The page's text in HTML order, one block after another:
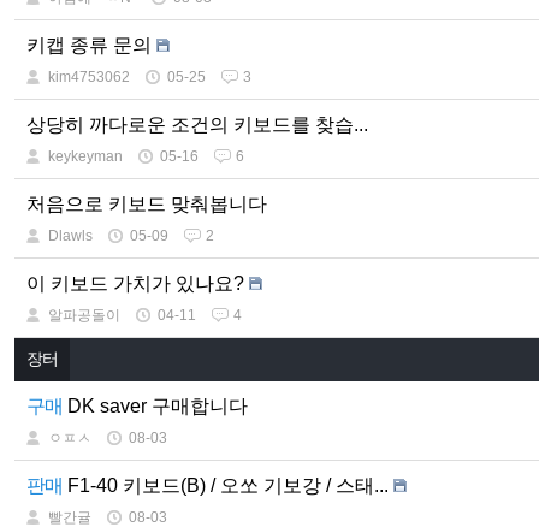
키캡 종류 문의
kim4753062 05-25 3
상당히 까다로운 조건의 키보드를 찾습...
keykeyman 05-16 6
처음으로 키보드 맞춰봅니다
Dlawls 05-09 2
이 키보드 가치가 있나요?
알파공돌이 04-11 4
장터
구매 DK saver 구매합니다
ㅇㅍㅅ 08-03
판매 F1-40 키보드(B) / 오쏘 기보강 / 스태...
빨간귤 08-03